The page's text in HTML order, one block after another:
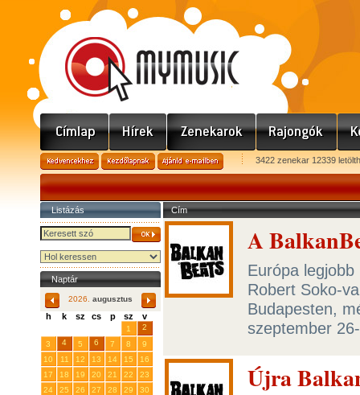
3422 zenekar 12339
Listázás
Naptár
2026. augusztus
h k sz cs p sz v
1
2
3
4 5 6 7 8
9
10
11 12 13 14 15
16
17
18 19 20 21 22
23
24
25 26 27 28 29
30
Cím
A
Európa
Robert Soko-
Budapesten,
szeptember
Újra